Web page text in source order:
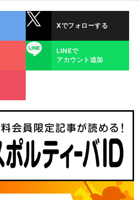
Xでフォローする
LINE
LINEで
アカウント追加